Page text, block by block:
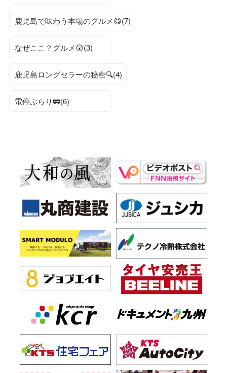
鹿児島で味わう本場のグルメ😋(7)
なぜここ？グルメ😲(3)
鹿児島ロングセラーの秘密🔍(4)
電停ぶらり🚃(6)